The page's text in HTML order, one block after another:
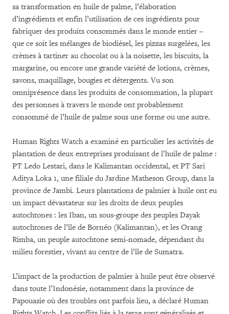
sa transformation en huile de palme, l’élaboration
d’ingrédients et enfin l’utilisation de ces ingrédients pour
fabriquer des produits consommés dans le monde entier –
que ce soit les mélanges de biodiésel, les pizzas surgelées, les
crèmes à tartiner au chocolat ou à la noisette, les biscuits, la
margarine, ou encore une grande variété de lotions, crèmes,
savons, maquillage, bougies et détergents. Vu son
omniprésence dans les produits de consommation, la plupart
des personnes à travers le monde ont probablement
consommé de l’huile de palme sous une forme ou une autre.
Human Rights Watch a examiné en particulier les activités de
plantation de deux entreprises produisant de l’huile de palme :
PT Ledo Lestari, dans le Kalimantan occidental, et PT Sari
Aditya Loka 1, une filiale du Jardine Matheson Group, dans la
province de Jambi. Leurs plantations de palmier à huile ont eu
un impact dévastateur sur les droits de deux peuples
autochtones : les Iban, un sous-groupe des peuples Dayak
autochtones de l’île de Bornéo (Kalimantan), et les Orang
Rimba, un peuple autochtone semi-nomade, dépendant du
milieu forestier, vivant au centre de l’île de Sumatra.
L’impact de la production de palmier à huile peut être observé
dans toute l’Indonésie, notamment dans la province de
Papouasie où des troubles ont parfois lieu, a déclaré Human